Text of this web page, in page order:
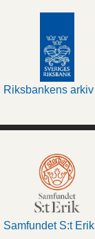
Riksbankens arkiv
Samfundet S:t Erik